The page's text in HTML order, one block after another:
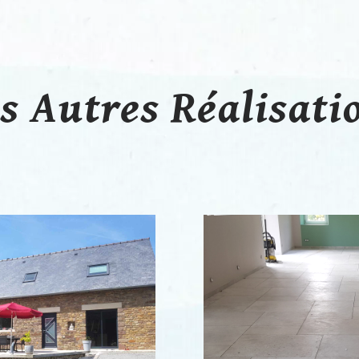
Autres